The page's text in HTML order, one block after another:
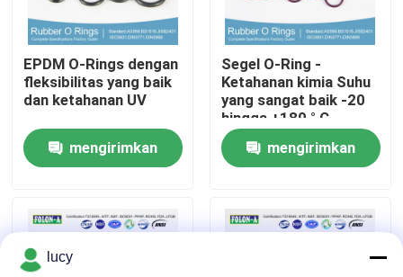
Kontrol kualitas
Hubungi kami
Berita
Semua Kasus
karet o cincin
EPDM O-Rings dengan
fleksibilitas yang baik
dan ketahanan UV
mengirimkan
Segel O-Ring -
Ketahanan kimia Suhu
yang sangat baik -20
hingga +180 ° C
Perpanjangan tinggi
mengirimkan
lucy